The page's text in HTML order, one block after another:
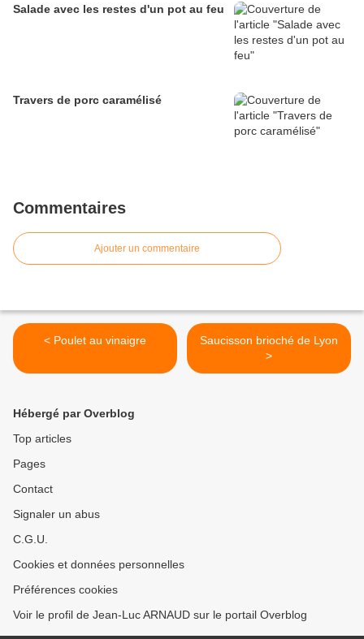
Salade avec les restes d'un pot au feu
Travers de porc caramélisé
Commentaires
Ajouter un commentaire
< Poulet au vinaigre
Saucisson brioché de Lyon
>
Hébergé par Overblog
Top articles
Pages
Contact
Signaler un abus
C.G.U.
Cookies et données personnelles
Préférences cookies
Voir le profil de Jean-Luc ARNAUD sur le portail Overblog